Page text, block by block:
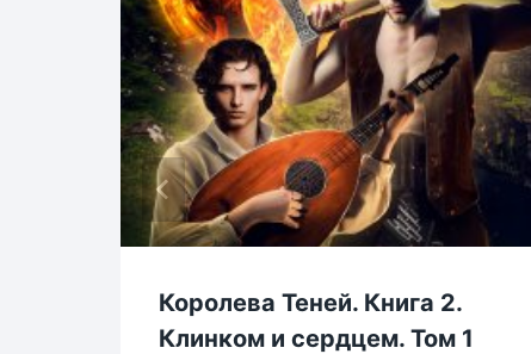
Королева Теней. Книга 2.
Клинком и сердцем. Том 1